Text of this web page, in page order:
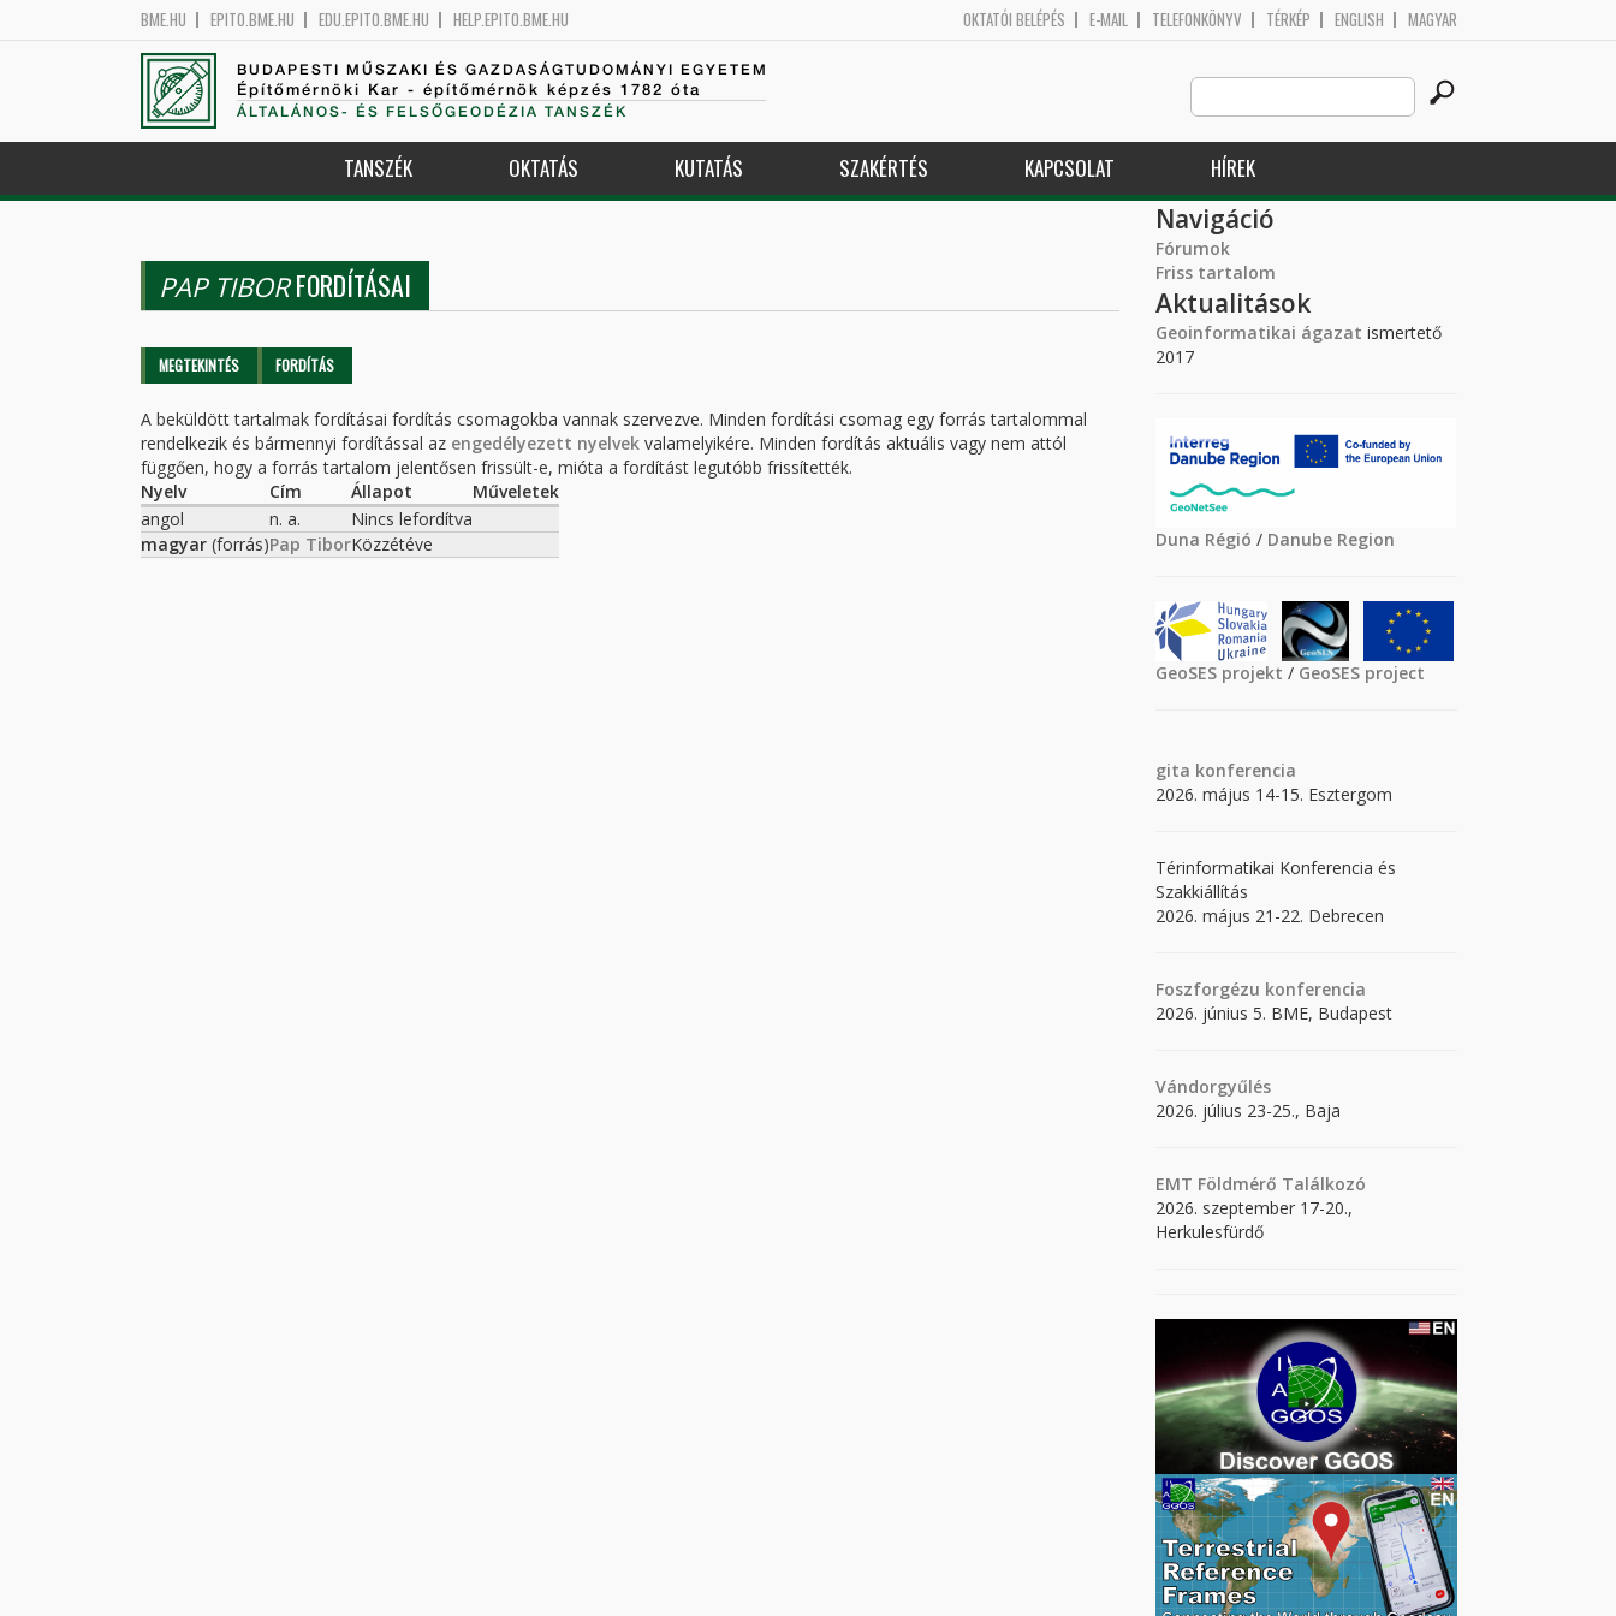
BME.HU EPITO.BME.HU EDU.EPITO.BME.HU HELP.EPITO.BME.HU OKTATÓI BELÉPÉS E-MAIL TELEFONKÖNYV TÉRKÉP ENGLISH MAGYAR
BUDAPESTI MŰSZAKI ÉS GAZDASÁGTUDOMÁNYI EGYETEM
Építőmérnöki Kar - építőmérnök képzés 1782 óta
ÁLTALÁNOS- ÉS FELSŐGEODÉZIA TANSZÉK
Search
this
site
TANSZÉK OKTATÁS KUTATÁS SZAKÉRTÉS KAPCSOLAT HÍREK
PAP TIBORFORDÍTÁSAI
Elsődleges fülek
MEGTEKINTÉS FORDÍTÁS
A beküldött tartalmak fordításai fordítás csomagokba vannak szervezve. Minden fordítási csomag egy forrás tartalommal
rendelkezik és bármennyi fordítással az engedélyezett nyelvek valamelyikére. Minden fordítás aktuális vagy nem attól
függően, hogy a forrás tartalom jelentősen frissült-e, mióta a fordítást legutóbb frissítették.
Nyelv
Cím Állapot
Műveletek
angol
n. a.
Nincs lefordítva
magyar (forrás)Pap TiborKözzétéve
Navigáció
Fórumok
Friss tartalom
Aktualitások
Geoinformatikai ágazat ismertető
2017
Duna Régió / Danube Region
GeoSES projekt / GeoSES project
gita konferencia
2026. május 14-15. Esztergom
Térinformatikai Konferencia és
Szakkiállítás
2026. május 21-22. Debrecen
Foszforgézu konferencia
2026. június 5. BME, Budapest
Vándorgyűlés
2026. július 23-25., Baja
EMT Földmérő Találkozó
2026. szeptember 17-20.,
Herkulesfürdő